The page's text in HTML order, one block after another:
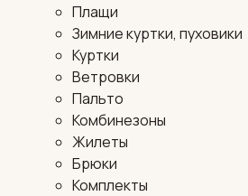
Плащи
Зимние куртки, пуховики
Куртки
Ветровки
Пальто
Комбинезоны
Жилеты
Брюки
Комплекты